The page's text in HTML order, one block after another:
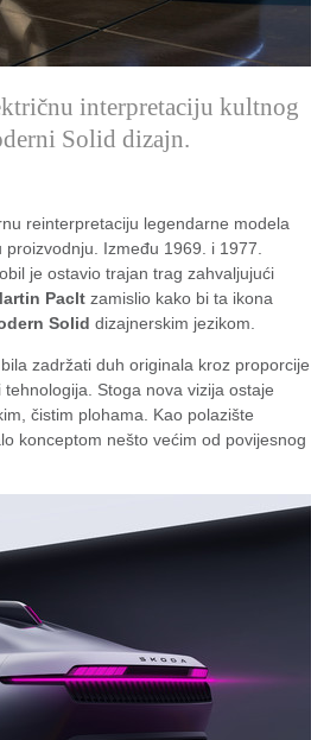
interpretaciju kultnog
Solid dizajn.
reinterpretaciju legendarne modela
Između 1969. i 1977.
je ostavio trajan trag zahvaljujući
Paclt zamislio kako bi ta ikona
Solid dizajnerskim jezikom.
zadržati duh originala kroz proporcije
Stoga nova vizija ostaje
čistim plohama. Kao polazište
konceptom nešto većim od povijesnog